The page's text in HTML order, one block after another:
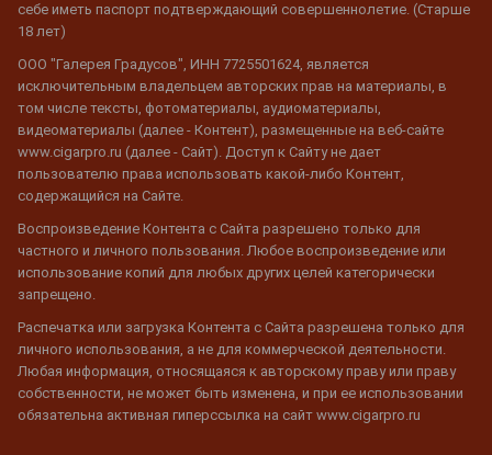
себе иметь паспорт подтверждающий совершеннолетие. (Старше
18 лет)
ООО "Галерея Градусов", ИНН 7725501624, является
исключительным владельцем авторских прав на материалы, в
том числе тексты, фотоматериалы, аудиоматериалы,
видеоматериалы (далее - Контент), размещенные на веб-сайте
www.cigarpro.ru (далее - Сайт). Доступ к Сайту не дает
пользователю права использовать какой-либо Контент,
содержащийся на Сайте.
Воспроизведение Контента с Сайта разрешено только для
частного и личного пользования. Любое воспроизведение или
использование копий для любых других целей категорически
запрещено.
Распечатка или загрузка Контента с Сайта разрешена только для
личного использования, а не для коммерческой деятельности.
Любая информация, относящаяся к авторскому праву или праву
собственности, не может быть изменена, и при ее использовании
обязательна активная гиперссылка на сайт www.cigarpro.ru